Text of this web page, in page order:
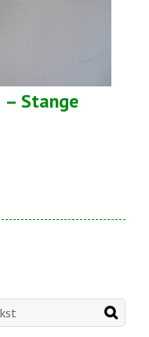
– Stange